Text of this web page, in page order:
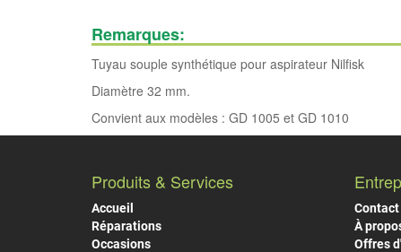
Remarques:
Tuyau souple synthétique pour aspirateur Nilfisk
Diamètre 32 mm.
Convient aux modèles : GD 1005 et GD 1010
Produits & Services
Accueil
Réparations
Occasions
Contact
À
Offres